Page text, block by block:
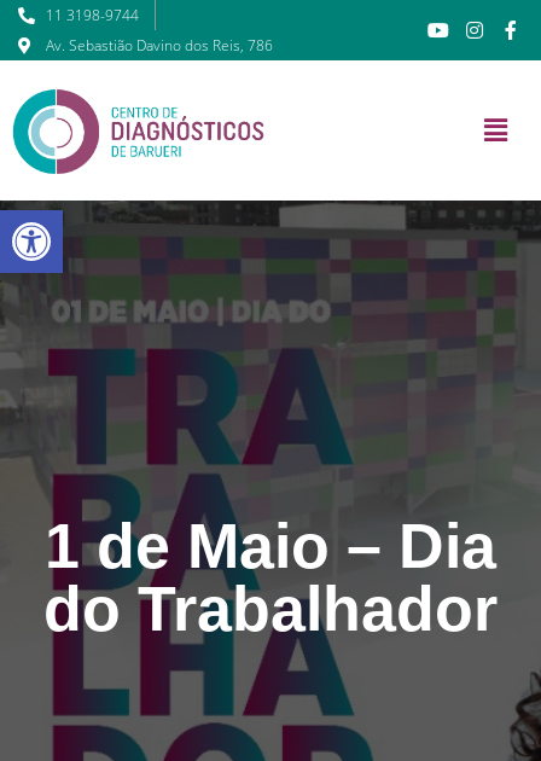
11 3198-9744
Av. Sebastião Davino dos Reis, 786
1 de Maio – Dia
do Trabalhador
Barra de Ferramentas